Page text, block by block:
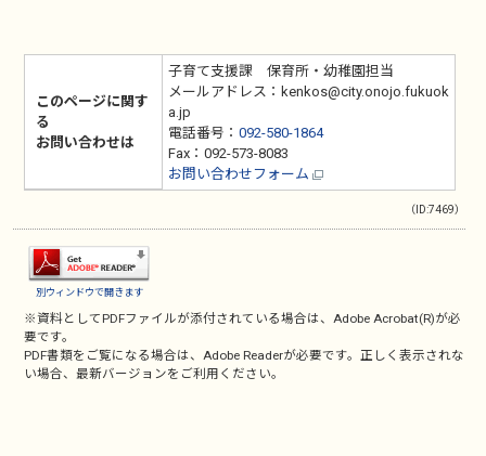
このページに関す
る
お問い合わせは
子育て支援課 保育所・幼稚園担当
メールアドレス：kenkos@city.onojo.fukuok
a.jp
電話番号： 092-580-1864
Fax：092-573-8083
お問い合わせフォーム
（ID:7469）
別ウィンドウで開きます
※資料としてPDFファイルが添付されている場合は、Adobe Acrobat(R)が必
要です。
PDF書類をご覧になる場合は、Adobe Readerが必要です。正しく表示されな
い場合、最新バージョンをご利用ください。